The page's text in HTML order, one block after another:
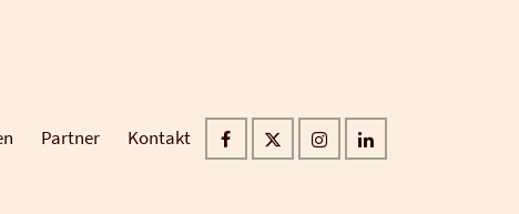
Partner Kontakt